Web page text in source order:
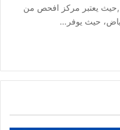
يعتبر مركز افحص من
حيث يوفر…